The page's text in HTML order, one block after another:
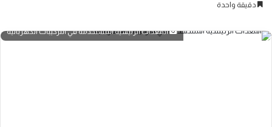
دقيقة واحدة
المعدات الرئيسية المستخدمة في التركيبات الكهربائية